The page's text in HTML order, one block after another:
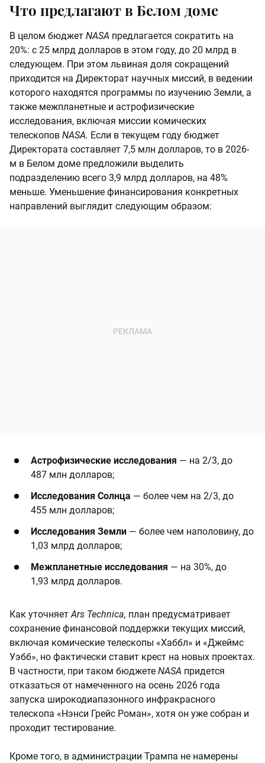
Что предлагают в Белом доме
В целом бюджет NASA предлагается сократить на
20%: с 25 млрд долларов в этом году, до 20 млрд в
следующем. При этом львиная доля сокращений
приходится на Директорат научных миссий, в ведении
которого находятся программы по изучению Земли, а
также межпланетные и астрофизические
исследования, включая миссии комических
телескопов NASA. Если в текущем году бюджет
Директората составляет 7,5 млн долларов, то в 2026-
м в Белом доме предложили выделить
подразделению всего 3,9 млрд долларов, на 48%
меньше. Уменьшение финансирования конкретных
направлений выглядит следующим образом:
Астрофизические исследования — на 2/3, до
487 млн долларов;
Исследования Солнца — более чем на 2/3, до
455 млн долларов;
Исследования Земли — более чем наполовину, до
1,03 млрд долларов;
Межпланетные исследования — на 30%, до
1,93 млрд долларов.
Как уточняетArs Technica, план предусматривает
сохранение финансовой поддержки текущих миссий,
включая комические телескопы «Хаббл» и «Джеймс
Уэбб», но фактически ставит крест на новых проектах.
В частности, при таком бюджете NASA придется
отказаться от намеченного на осень 2026 года
запуска широкодиапазонного инфракрасного
телескопа «Нэнси Грейс Роман», хотя он уже собран и
проходит тестирование.
Кроме того, в администрации Трампа не намерены